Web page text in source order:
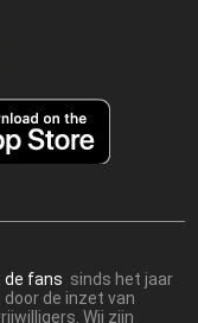
fans sinds het jaar
de inzet van
Wij zijn